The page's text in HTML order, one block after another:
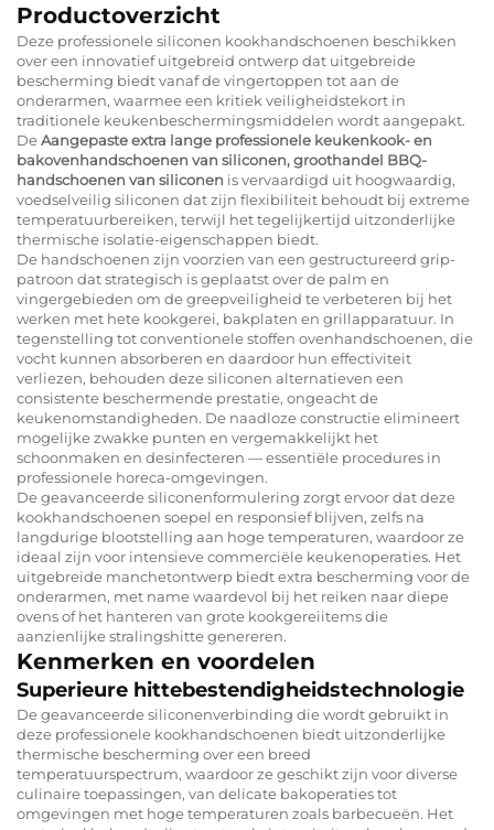
Productoverzicht
Deze professionele siliconen kookhandschoenen beschikken
over een innovatief uitgebreid ontwerp dat uitgebreide
bescherming biedt vanaf de vingertoppen tot aan de
onderarmen, waarmee een kritiek veiligheidstekort in
traditionele keukenbeschermingsmiddelen wordt aangepakt.
DeAangepaste extra lange professionele keukenkook- en
bakovenhandschoenen van siliconen, groothandel BBQ-
handschoenen van siliconen is vervaardigd uit hoogwaardig,
voedselveilig siliconen dat zijn flexibiliteit behoudt bij extreme
temperatuurbereiken, terwijl het tegelijkertijd uitzonderlijke
thermische isolatie-eigenschappen biedt.
De handschoenen zijn voorzien van een gestructureerd grip-
patroon dat strategisch is geplaatst over de palm en
vingergebieden om de greepveiligheid te verbeteren bij het
werken met hete kookgerei, bakplaten en grillapparatuur. In
tegenstelling tot conventionele stoffen ovenhandschoenen, die
vocht kunnen absorberen en daardoor hun effectiviteit
verliezen, behouden deze siliconen alternatieven een
consistente beschermende prestatie, ongeacht de
keukenomstandigheden. De naadloze constructie elimineert
mogelijke zwakke punten en vergemakkelijkt het
schoonmaken en desinfecteren — essentiële procedures in
professionele horeca-omgevingen.
De geavanceerde siliconenformulering zorgt ervoor dat deze
kookhandschoenen soepel en responsief blijven, zelfs na
langdurige blootstelling aan hoge temperaturen, waardoor ze
ideaal zijn voor intensieve commerciële keukenoperaties. Het
uitgebreide manchetontwerp biedt extra bescherming voor de
onderarmen, met name waardevol bij het reiken naar diepe
ovens of het hanteren van grote kookgereiitems die
aanzienlijke stralingshitte genereren.
Kenmerken en voordelen
Superieure hittebestendigheidstechnologie
De geavanceerde siliconenverbinding die wordt gebruikt in
deze professionele kookhandschoenen biedt uitzonderlijke
thermische bescherming over een breed
temperatuurspectrum, waardoor ze geschikt zijn voor diverse
culinaire toepassingen, van delicate bakoperaties tot
omgevingen met hoge temperaturen zoals barbecueën. Het